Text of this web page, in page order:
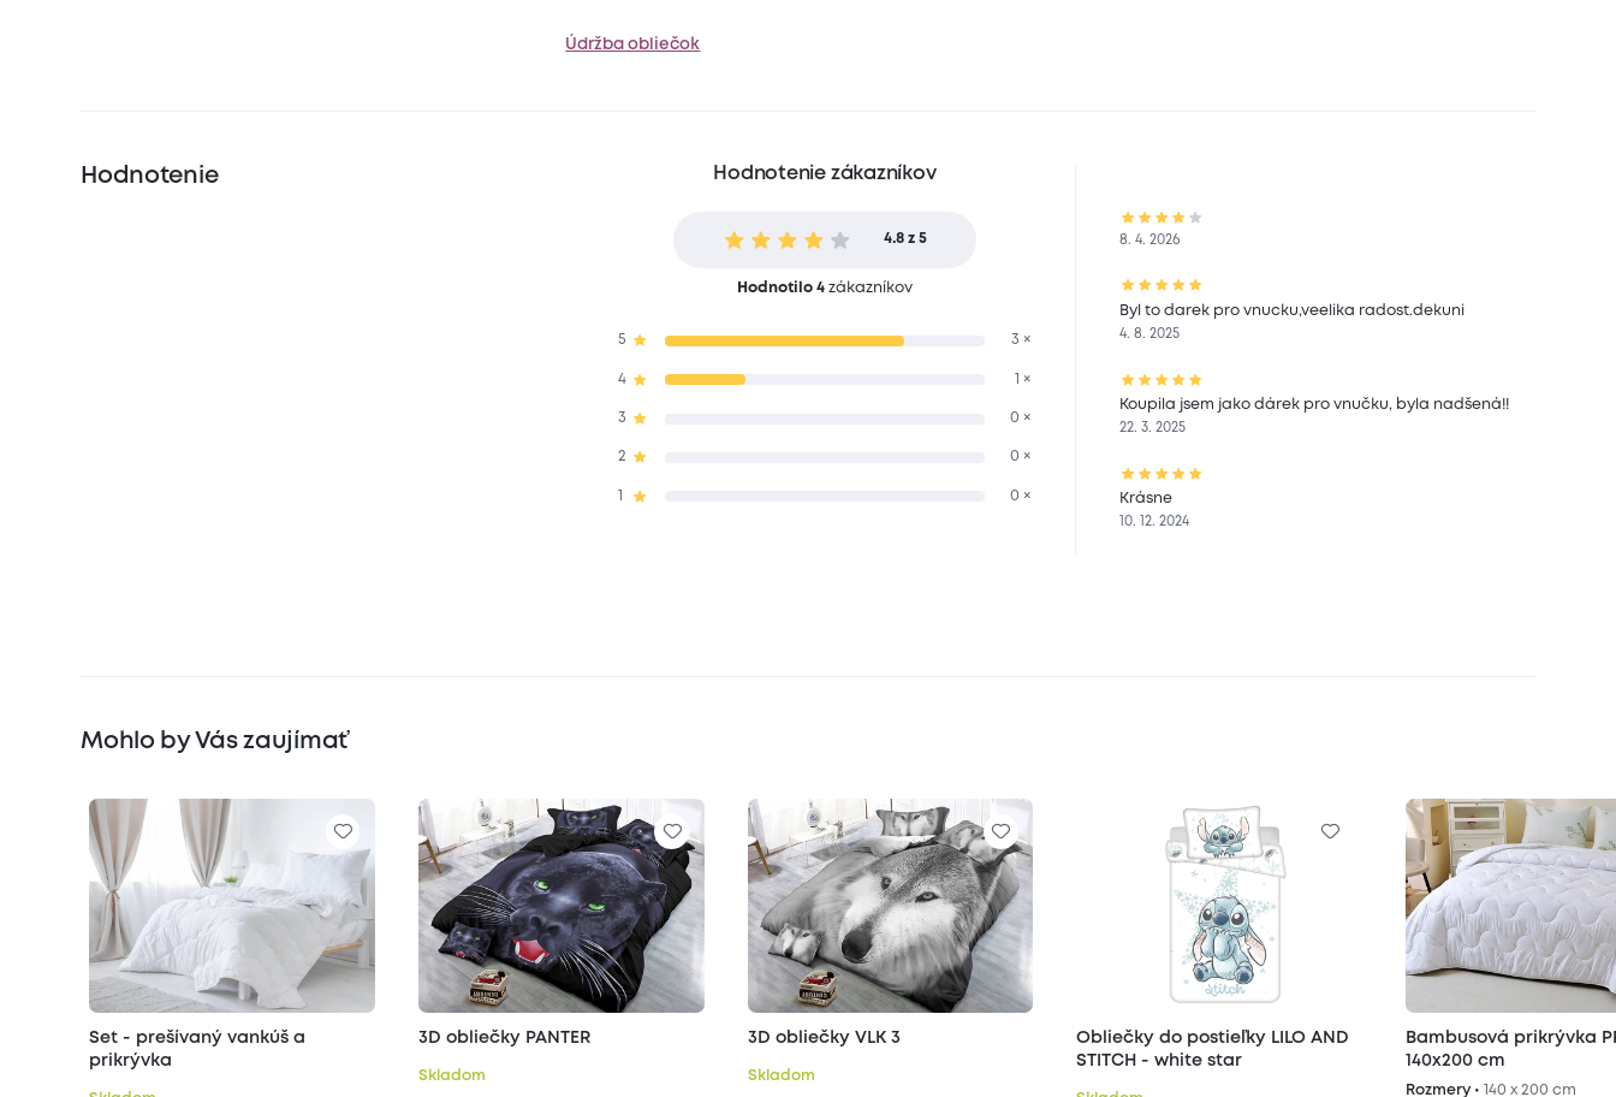
Údržba obliečok
Hodnotenie Hodnotenie zákazníkov
4.8 z 5
Hodnotilo 4zákazníkov
5 3 ×
4 1 ×
3 0 ×
2 0 ×
0 ×
8. 4. 2026
Byl to darek pro vnucku,veelika radost.dekuni
4. 8. 2025
Koupila jsem jako dárek pro vnučku, byla nadšená!!
22. 3. 2025
Krásne
10. 12. 2024
Mohlo by Vás zaujímať
Set - prešívaný vankúš a
prikrývka
3D obliečky PANTER
Skladom
3D obliečky VLK 3
Skladom
Obliečky do postieľky LILO AND
STITCH - white star
Bambusová prikrývka
140x200 cm
Rozmery • 140 x 200 cm